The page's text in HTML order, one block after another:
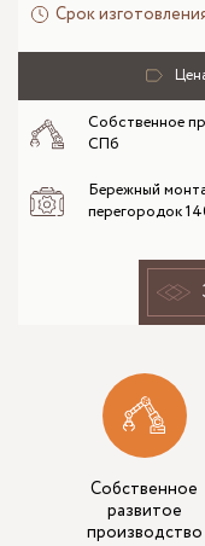
Срок
Собственное
СПб
Бережный
перегородок
Собственное
развитое
производство